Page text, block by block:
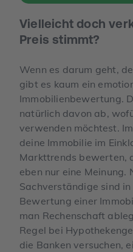
Vielleicht doch
Preis stimmt?
Wenn es darum geht,
gibt es kaum ein
Immobilienbewertung.
natürlich davon ab,
verwenden möchtest.
deine Immobilie im
Markttrends bewerten,
eben nur eine Meinung.
Sachverständige sind
Bewertung einer
man Rechenschaft
Regel bei
die Banken versuchen,